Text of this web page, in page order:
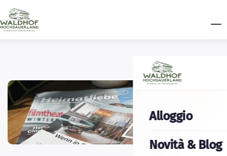
Alloggio
Novità & Blog